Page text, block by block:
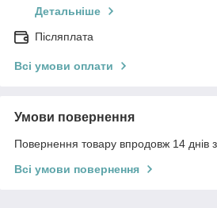
Детальніше
Післяплата
Всі умови оплати
Умови повернення
Повернення товару впродовж 14 днів
Всі умови повернення